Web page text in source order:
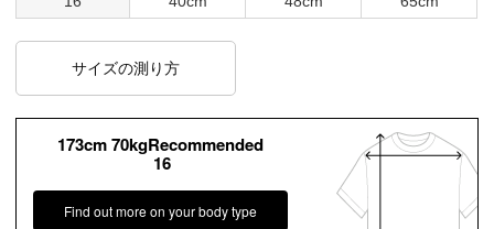
サイズの測り方
173cm 70kgRecommended
16
Find out more on your body type